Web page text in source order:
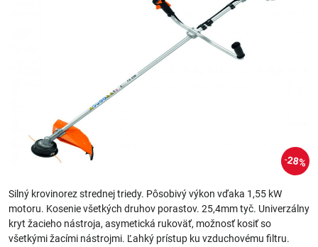
28%
Silný krovinorez strednej triedy. Pôsobivý výkon vďaka 1,55 kW
motoru. Kosenie všetkých druhov porastov. 25,4mm tyč. Univerzálny
kryt žacieho nástroja, asymetická rukoväť, možnosť kosiť so
všetkými žacími nástrojmi. Ľahký prístup ku vzduchovému filtru.